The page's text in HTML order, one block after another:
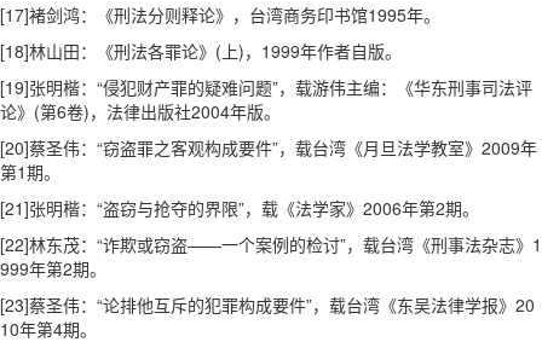
[17]褚剑鸿：《刑法分则释论》，台湾商务印书馆1995年。
[18]林山田：《刑法各罪论》(上)，1999年作者自版。
[19]张明楷：“侵犯财产罪的疑难问题”，载游伟主编：《华东刑事司法评
论》(第6卷)，法律出版社2004年版。
[20]蔡圣伟：“窃盗罪之客观构成要件”，载台湾《月旦法学教室》2009年
第1期。
[21]张明楷：“盗窃与抢夺的界限”，载《法学家》2006年第2期。
[22]林东茂：“诈欺或窃盗——一个案例的检讨”，载台湾《刑事法杂志》1
999年第2期。
[23]蔡圣伟：“论排他互斥的犯罪构成要件”，载台湾《东吴法律学报》20
10年第4期。